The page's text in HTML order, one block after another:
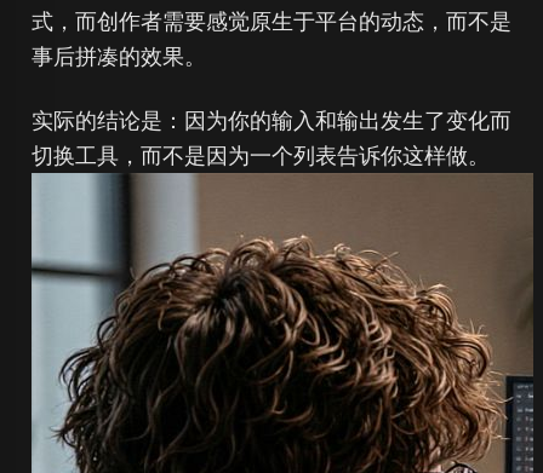
式，而创作者需要感觉原生于平台的动态，而不是
事后拼凑的效果。
实际的结论是：因为你的输入和输出发生了变化而
切换工具，而不是因为一个列表告诉你这样做。